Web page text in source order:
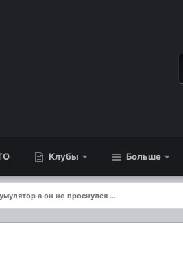
Клубы Больше
а он не проснулся …